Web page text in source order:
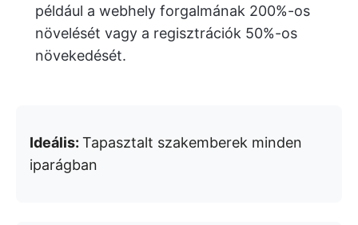
például a webhely forgalmának 200%-os
növelését vagy a regisztrációk 50%-os
növekedését.
Ideális: Tapasztalt szakemberek minden
iparágban